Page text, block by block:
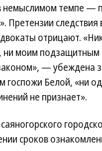
немыслимом темпе —
Претензии
отрицают.
моим подзащитным
— убеждена
госпожи Белой, «ни
не признает».
сроков